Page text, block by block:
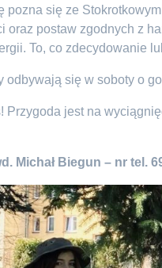
pozna się ze
oraz postaw zgodnych z
To, co zdecydowanie
odbywają się w soboty o
Przygoda jest na
Michał Biegun – nr tel.